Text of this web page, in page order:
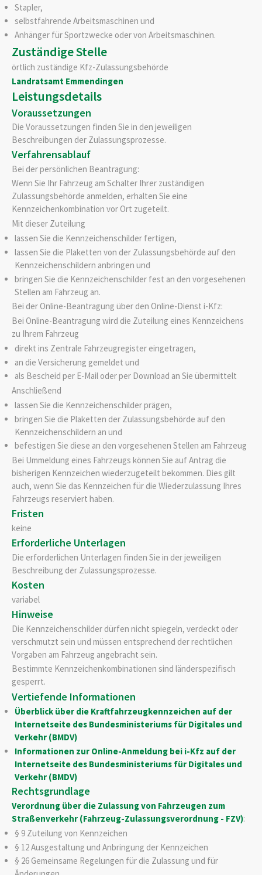
Stapler,
selbstfahrende Arbeitsmaschinen und
Anhänger für Sportzwecke oder von Arbeitsmaschinen.
Zuständige Stelle
örtlich zuständige Kfz-Zulassungsbehörde
Landratsamt Emmendingen
Leistungsdetails
Voraussetzungen
Die Voraussetzungen finden Sie in den jeweiligen
Beschreibungen der Zulassungsprozesse.
Verfahrensablauf
Bei der persönlichen Beantragung:
Wenn Sie Ihr Fahrzeug am Schalter Ihrer zuständigen
Zulassungsbehörde anmelden, erhalten Sie eine
Kennzeichenkombination vor Ort zugeteilt.
Mit dieser Zuteilung
lassen Sie die Kennzeichenschilder fertigen,
lassen Sie die Plaketten von der Zulassungsbehörde auf den
Kennzeichenschildern anbringen und
bringen Sie die Kennzeichenschilder fest an den vorgesehenen
Stellen am Fahrzeug an.
Bei der Online-Beantragung über den Online-Dienst i-Kfz:
Bei Online-Beantragung wird die Zuteilung eines Kennzeichens
zu Ihrem Fahrzeug
direkt ins Zentrale Fahrzeugregister eingetragen,
an die Versicherung gemeldet und
als Bescheid per E-Mail oder per Download an Sie übermittelt
Anschließend
lassen Sie die Kennzeichenschilder prägen,
bringen Sie die Plaketten der Zulassungsbehörde auf den
Kennzeichenschildern an und
befestigen Sie diese an den vorgesehenen Stellen am Fahrzeug
Bei Ummeldung eines Fahrzeugs können Sie auf Antrag die
bisherigen Kennzeichen wiederzugeteilt bekommen. Dies gilt
auch, wenn Sie das Kennzeichen für die Wiederzulassung Ihres
Fahrzeugs reserviert haben.
Fristen
keine
Erforderliche Unterlagen
Die erforderlichen Unterlagen finden Sie in der jeweiligen
Beschreibung der Zulassungsprozesse.
Kosten
variabel
Hinweise
Die Kennzeichenschilder dürfen nicht spiegeln, verdeckt oder
verschmutzt sein und müssen entsprechend der rechtlichen
Vorgaben am Fahrzeug angebracht sein.
Bestimmte Kennzeichenkombinationen sind länderspezifisch
gesperrt.
Vertiefende Informationen
Überblick über die Kraftfahrzeugkennzeichen auf der
Internetseite des Bundesministeriums für Digitales und
Verkehr (BMDV)
Informationen zur Online-Anmeldung bei i-Kfz auf der
Internetseite des Bundesministeriums für Digitales und
Verkehr (BMDV)
Rechtsgrundlage
Verordnung über die Zulassung von Fahrzeugen zum
Straßenverkehr (Fahrzeug-Zulassungsverordnung - FZV):
§ 9 Zuteilung von Kennzeichen
§ 12 Ausgestaltung und Anbringung der Kennzeichen
§ 26 Gemeinsame Regelungen für die Zulassung und für